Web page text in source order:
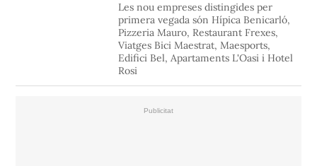
Les nou empreses distingides per
primera vegada són Hípica Benicarló,
Pizzeria Mauro, Restaurant Frexes,
Viatges Bici Maestrat, Maesports,
Edifici Bel, Apartaments L'Oasi i Hotel
Rosi